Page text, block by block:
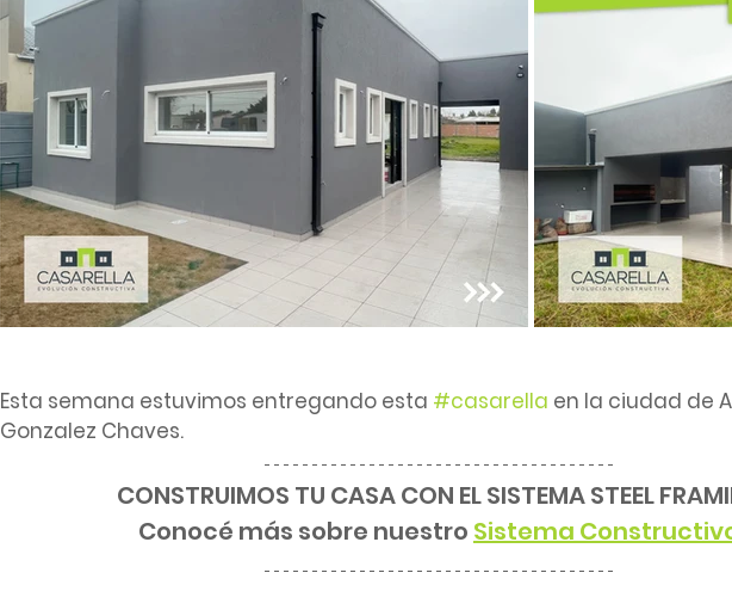
Esta semana estuvimos entregando esta #casarella en la ciudad de
Gonzalez Chaves.
CONSTRUIMOS TU CASA CON EL SISTEMA STEEL
Conocé más sobre nuestro Sistema